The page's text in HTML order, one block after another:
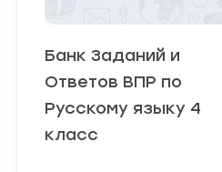
Банк Заданий и
Ответов ВПР по
Русскому языку 4
класс